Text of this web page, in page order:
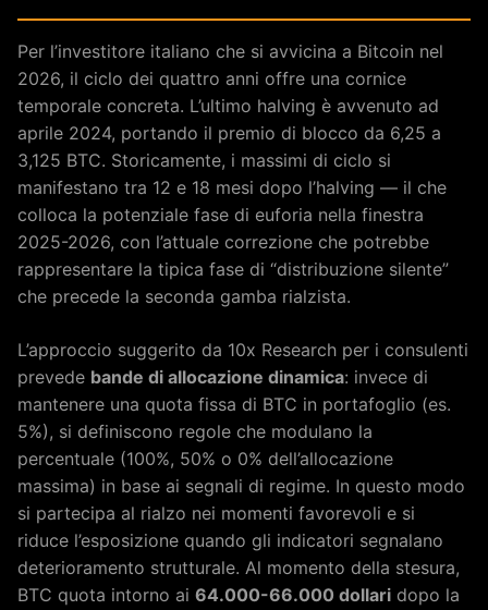
Per l’investitore italiano che si avvicina a Bitcoin nel
2026, il ciclo dei quattro anni offre una cornice
temporale concreta. L’ultimo halving è avvenuto ad
aprile 2024, portando il premio di blocco da 6,25 a
3,125 BTC. Storicamente, i massimi di ciclo si
manifestano tra 12 e 18 mesi dopo l’halving — il che
colloca la potenziale fase di euforia nella finestra
2025-2026, con l’attuale correzione che potrebbe
rappresentare la tipica fase di “distribuzione silente”
che precede la seconda gamba rialzista.
L’approccio suggerito da 10x Research per i consulenti
prevede bande di allocazione dinamica: invece di
mantenere una quota fissa di BTC in portafoglio (es.
5%), si definiscono regole che modulano la
percentuale (100%, 50% o 0% dell’allocazione
massima) in base ai segnali di regime. In questo modo
si partecipa al rialzo nei momenti favorevoli e si
riduce l’esposizione quando gli indicatori segnalano
deterioramento strutturale. Al momento della stesura,
BTC quota intorno ai 64.000-66.000 dollari dopo la